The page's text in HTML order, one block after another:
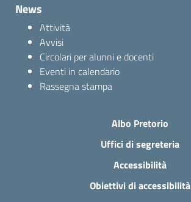
News
Attività
Avvisi
Circolari per alunni e docenti
Eventi in calendario
Rassegna stampa
Albo Pretorio
Uffici di segreteria
Accessibilità
Obiettivi di accessibilità